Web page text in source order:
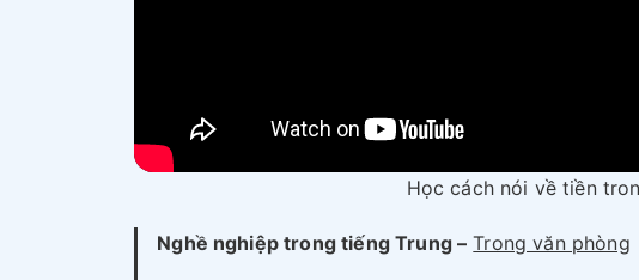
Học cách nói về tiền
Nghề nghiệp trong tiếng Trung – Trong văn phòng